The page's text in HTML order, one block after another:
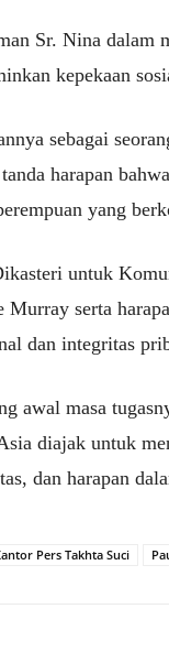
Sr. Nina dalam
kepekaan
sebagai
harapan
yang
untuk
Murray serta
dan integritas
awal masa
diajak untuk
dan harapan
Pers Takhta Suci